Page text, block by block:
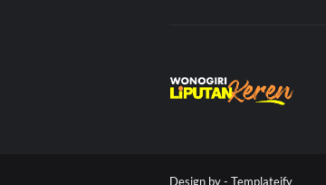
Design by - Templateify